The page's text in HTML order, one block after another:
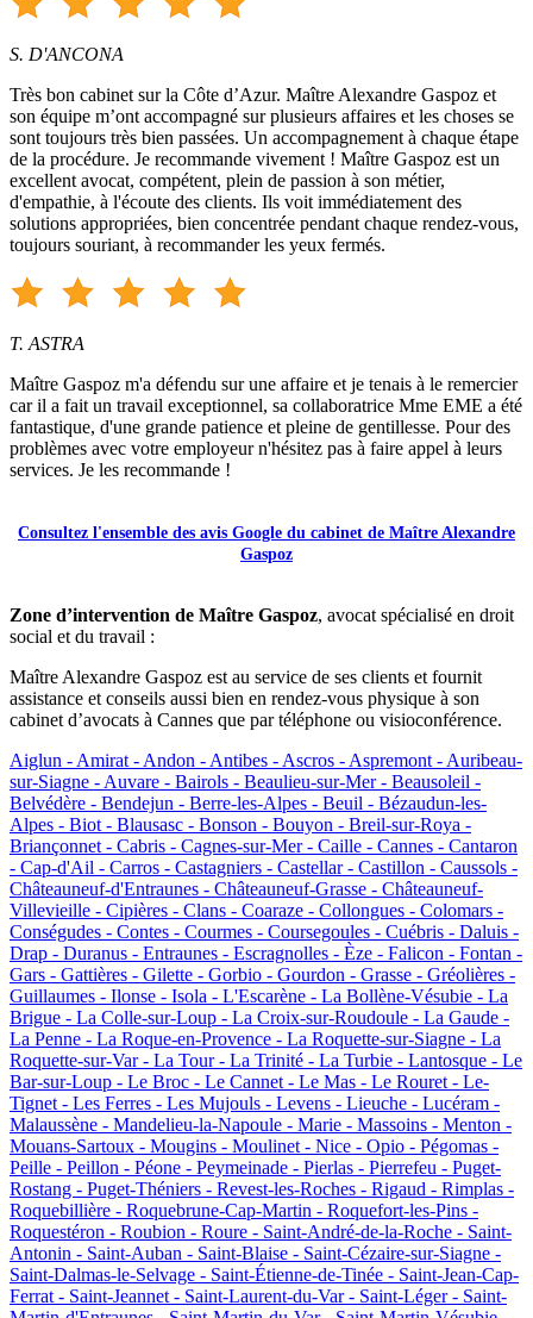
S. D'ANCONA
Très bon cabinet sur la Côte d’Azur. Maître Alexandre Gaspoz et
son équipe m’ont accompagné sur plusieurs affaires et les choses se
sont toujours très bien passées. Un accompagnement à chaque étape
de la procédure. Je recommande vivement ! Maître Gaspoz est un
excellent avocat, compétent, plein de passion à son métier,
d'empathie, à l'écoute des clients. Ils voit immédiatement des
solutions appropriées, bien concentrée pendant chaque rendez-vous,
toujours souriant, à recommander les yeux fermés.
T. ASTRA
Maître Gaspoz m'a défendu sur une affaire et je tenais à le remercier
car il a fait un travail exceptionnel, sa collaboratrice Mme EME a été
fantastique, d'une grande patience et pleine de gentillesse. Pour des
problèmes avec votre employeur n'hésitez pas à faire appel à leurs
services. Je les recommande !
Consultez l'ensemble des avis Google du cabinet de Maître Alexandre
Gaspoz
Zone d’intervention de Maître Gaspoz, avocat spécialisé en droit
social et du travail :
Maître Alexandre Gaspoz est au service de ses clients et fournit
assistance et conseils aussi bien en rendez-vous physique à son
cabinet d’avocats à Cannes que par téléphone ou visioconférence.
Aiglun - Amirat - Andon - Antibes - Ascros - Aspremont - Auribeau-
sur-Siagne - Auvare - Bairols - Beaulieu-sur-Mer - Beausoleil -
Belvédère - Bendejun - Berre-les-Alpes - Beuil - Bézaudun-les-
Alpes - Biot - Blausasc - Bonson - Bouyon - Breil-sur-Roya -
Briançonnet - Cabris - Cagnes-sur-Mer - Caille - Cannes - Cantaron
- Cap-d'Ail - Carros - Castagniers - Castellar - Castillon - Caussols -
Châteauneuf-d'Entraunes - Châteauneuf-Grasse - Châteauneuf-
Villevieille - Cipières - Clans - Coaraze - Collongues - Colomars -
Conségudes - Contes - Courmes - Coursegoules - Cuébris - Daluis -
Drap - Duranus - Entraunes - Escragnolles - Èze - Falicon - Fontan -
Gars - Gattières - Gilette - Gorbio - Gourdon - Grasse - Gréolières -
Guillaumes - Ilonse - Isola - L'Escarène - La Bollène-Vésubie - La
Brigue - La Colle-sur-Loup - La Croix-sur-Roudoule - La Gaude -
La Penne - La Roque-en-Provence - La Roquette-sur-Siagne - La
Roquette-sur-Var - La Tour - La Trinité - La Turbie - Lantosque - Le
Bar-sur-Loup - Le Broc - Le Cannet - Le Mas - Le Rouret - Le-
Tignet - Les Ferres - Les Mujouls - Levens - Lieuche - Lucéram -
Malaussène - Mandelieu-la-Napoule - Marie - Massoins - Menton -
Mouans-Sartoux - Mougins - Moulinet - Nice - Opio - Pégomas -
Peille - Peillon - Péone - Peymeinade - Pierlas - Pierrefeu - Puget-
Rostang - Puget-Théniers - Revest-les-Roches - Rigaud - Rimplas -
Roquebillière - Roquebrune-Cap-Martin - Roquefort-les-Pins -
Roquestéron - Roubion - Roure - Saint-André-de-la-Roche - Saint-
Antonin - Saint-Auban - Saint-Blaise - Saint-Cézaire-sur-Siagne -
Saint-Dalmas-le-Selvage - Saint-Étienne-de-Tinée - Saint-Jean-Cap-
Ferrat - Saint-Jeannet - Saint-Laurent-du-Var - Saint-Léger - Saint-